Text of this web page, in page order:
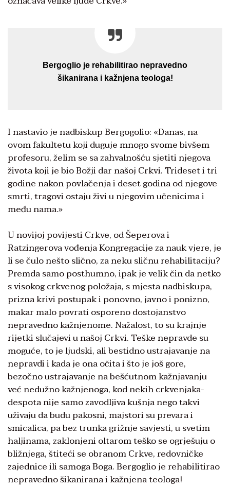
Bergoglio je rehabilitirao nepravedno
šikanirana i kažnjena teologa!
I nastavio je nadbiskup Bergogolio: «Danas, na
ovom fakultetu koji duguje mnogo svome bivšem
profesoru, želim se sa zahvalnošću sjetiti njegova
života koji je bio Božji dar našoj Crkvi. Trideset i tri
godine nakon povlačenja i deset godina od njegove
smrti, tragovi ostaju živi u njegovim učenicima i
među nama.»
U novijoj povijesti Crkve, od Šeperova i
Ratzingerova vođenja Kongregacije za nauk vjere, je
li se čulo nešto slično, za neku sličnu rehabilitaciju?
Premda samo posthumno, ipak je velik čin da netko
s visokog crkvenog položaja, s mjesta nadbiskupa,
prizna krivi postupak i ponovno, javno i ponizno,
makar malo povrati osporeno dostojanstvo
nepravedno kažnjenome. Nažalost, to su krajnje
rijetki slučajevi u našoj Crkvi. Teške nepravde su
moguće, to je ljudski, ali bestidno ustrajavanje na
nepravdi i kada je ona očita i što je još gore,
bezočno ustrajavanje na bešćutnom kažnjavanju
već nedužno kažnjenoga, kod nekih crkvenjaka-
despota nije samo zavodljiva kušnja nego takvi
uživaju da budu pakosni, majstori su prevara i
smicalica, pa bez trunka grižnje savjesti, u svetim
haljinama, zaklonjeni oltarom teško se ogrješuju o
bližnjega, štiteći se obranom Crkve, redovničke
zajednice ili samoga Boga. Bergoglio je rehabilitirao
nepravedno šikanirana i kažnjena teologa!